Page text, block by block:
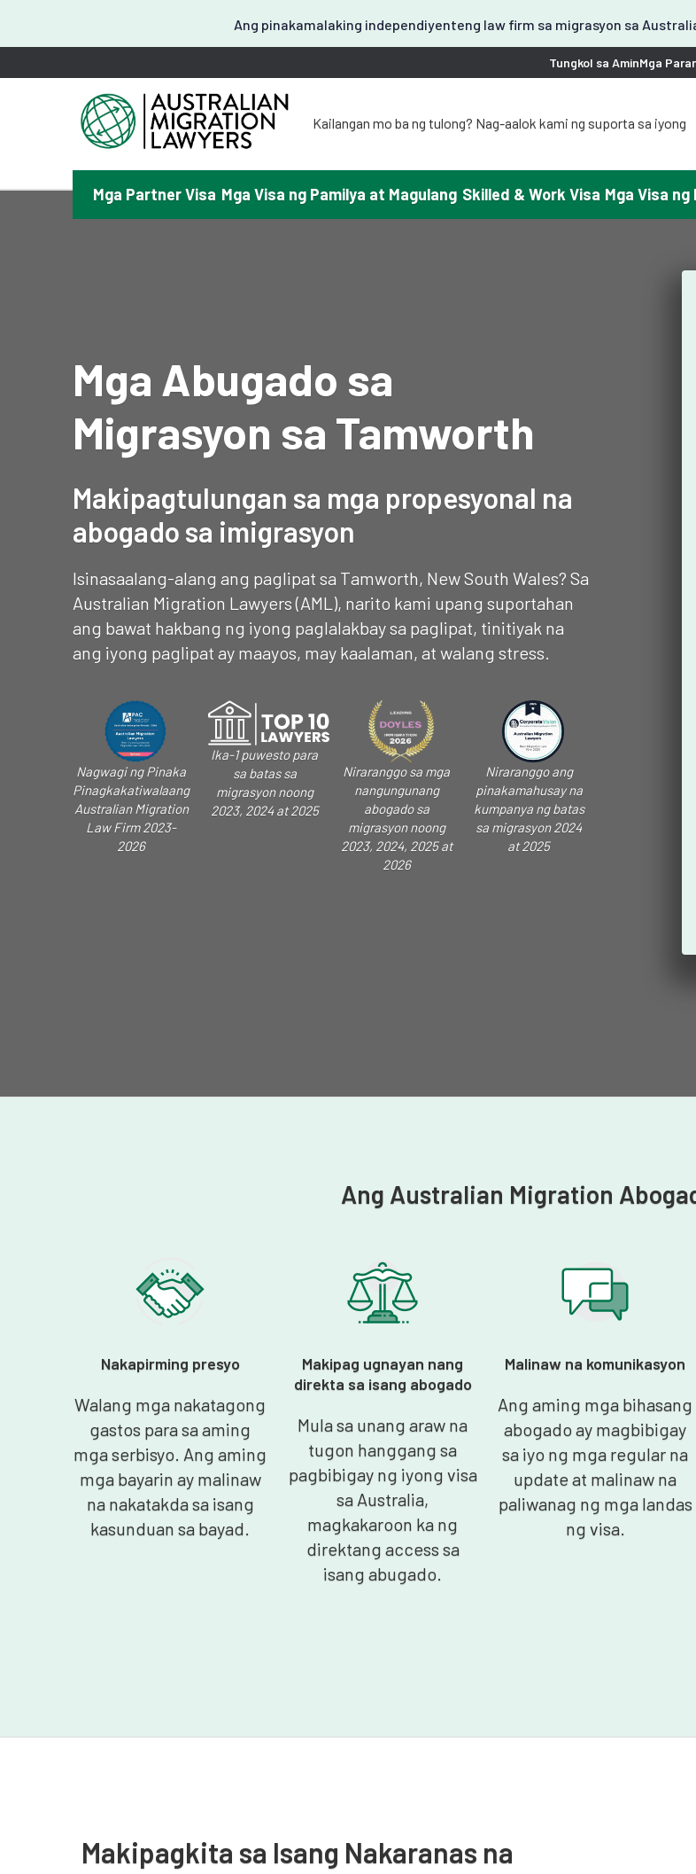
Ang pinakamalaking independiyenteng law firm sa migrasyon sa
Tungkol sa AminMga
Kailangan mo ba ng tulong? Nag-aalok kami ng suporta sa iyong
请問需要帮助吗？我们可以提供中文服务。
¿Necesitas ayuda con tu visa? Podemos ayudarte en español.
Mga Partner Visa Mga Visa ng Pamilya at Magulang Skilled & Work Visa Mga Visa
Mga Abugado sa
Migrasyon sa Tamworth
Makipagtulungan sa mga propesyonal na
abogado sa imigrasyon
Isinasaalang-alang ang paglipat sa Tamworth, New South Wales? Sa
Australian Migration Lawyers (AML), narito kami upang suportahan
ang bawat hakbang ng iyong paglalakbay sa paglipat, tinitiyak na
ang iyong paglipat ay maayos, may kaalaman, at walang stress.
Nagwagi ng Pinaka
Pinagkakatiwalaang
Australian Migration
Law Firm 2023-
2026
Ika-1 puwesto para
sa batas sa
migrasyon noong
2023, 2024 at 2025
Niraranggo sa mga
nangungunang
abogado sa
migrasyon noong
2023, 2024, 2025 at
2026
Niraranggo ang
pinakamahusay na
kumpanya ng batas
sa migrasyon 2024
at 2025
Ang Australian Migration
Nakapirming presyo
Walang mga nakatagong
gastos para sa aming
mga serbisyo. Ang aming
mga bayarin ay malinaw
na nakatakda sa isang
kasunduan sa bayad.
Makipag ugnayan nang
direkta sa isang abogado
Mula sa unang araw na
tugon hanggang sa
pagbibigay ng iyong visa
sa Australia,
magkakaroon ka ng
direktang access sa
isang abugado.
Malinaw na komunikasyon
Ang aming mga bihasang
abogado ay magbibigay
sa iyo ng mga regular na
update at malinaw na
paliwanag ng mga landas
ng visa.
Makipagkita sa Isang Nakaranas na